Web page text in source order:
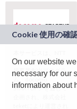
ドコモグループの新
規事業創出プログラ
ム「docomo
STARTUP」を通じて
On our website
necessary for our
information about